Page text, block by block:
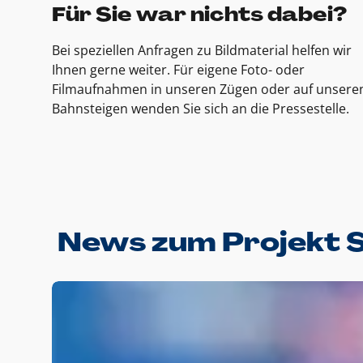
Für Sie war nichts dabei?
Bei speziellen Anfragen zu Bildmaterial helfen wir
Ihnen gerne weiter. Für eigene Foto- oder
Filmaufnahmen in unseren Zügen oder auf
Bahnsteigen wenden Sie sich an die Pressestelle.
News zum Projekt